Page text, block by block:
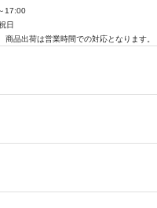
17:00
日
品出荷は営業時間での対応となります。